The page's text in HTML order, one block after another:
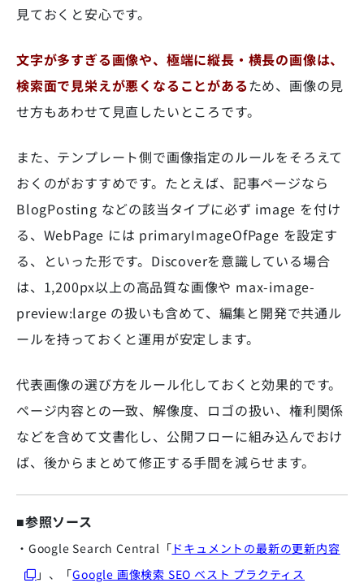
見ておくと安心です。
文字が多すぎる画像や、極端に縦長・横長の画像は、
検索面で見栄えが悪くなることがあるため、画像の見
せ方もあわせて見直したいところです。
また、テンプレート側で画像指定のルールをそろえて
おくのがおすすめです。たとえば、記事ページなら
BlogPosting などの該当タイプに必ず image を付け
る、WebPage には primaryImageOfPage を設定す
る、といった形です。Discoverを意識している場合
は、1,200px以上の高品質な画像や max-image-
preview:large の扱いも含めて、編集と開発で共通ル
ールを持っておくと運用が安定します。
代表画像の選び方をルール化しておくと効果的です。
ページ内容との一致、解像度、ロゴの扱い、権利関係
などを含めて文書化し、公開フローに組み込んでおけ
ば、後からまとめて修正する手間を減らせます。
■参照ソース
・Google Search Central「 ドキュメントの最新の更新内容
」、
「Google 画像検索 SEO ベスト プラクティス